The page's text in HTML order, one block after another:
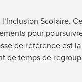
Scolaire.
pour
de référence est
de temps de